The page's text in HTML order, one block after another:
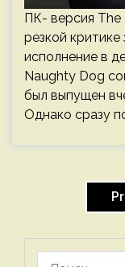
ПК- версия The
резкой
исполнение в
Naughty Dog
был выпущен
Однако сразу